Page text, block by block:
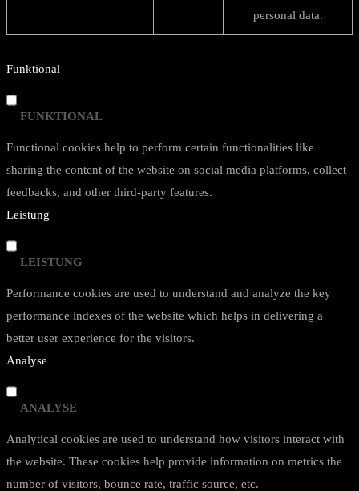
personal data.
Funktional
FUNKTIONAL
Functional cookies help to perform certain functionalities like
sharing the content of the website on social media platforms, collect
feedbacks, and other third-party features.
Leistung
LEISTUNG
Performance cookies are used to understand and analyze the key
performance indexes of the website which helps in delivering a
better user experience for the visitors.
Analyse
ANALYSE
Analytical cookies are used to understand how visitors interact with
the website. These cookies help provide information on metrics the
number of visitors, bounce rate, traffic source, etc.